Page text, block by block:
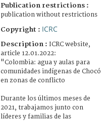
Publication restrictions :
publication without restrictions
Copyright : ICRC
Description : ICRC website,
article 12.01.2022:
"Colombia: agua y aulas para
comunidades indígenas de Chocó
en zonas de conflicto
Durante los últimos meses de
2021, trabajamos junto con
líderes y familias de las